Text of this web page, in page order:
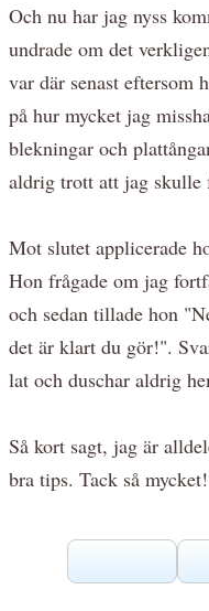
Och nu har jag nyss
undrade om det
var där senast eftersom
på hur mycket jag
blekningar och
aldrig trott att jag skulle
Mot slutet applicerade
Hon frågade om jag
och sedan tillade hon
det är klart du gör!".
lat och duschar aldrig
Så kort sagt, jag är
bra tips. Tack så mycket!